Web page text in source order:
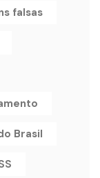
falsas
Brasil